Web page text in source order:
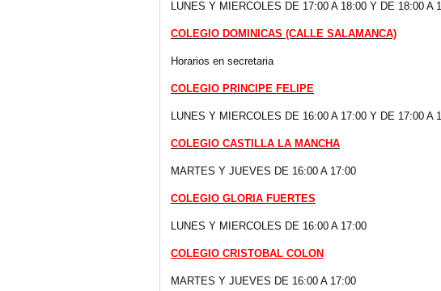
LUNES Y MIERCOLES DE 17:00 A 18:00 Y DE 18:00 A
COLEGIO DOMINICAS (CALLE SALAMANCA)
Horarios en secretaria
COLEGIO PRINCIPE FELIPE
LUNES Y MIERCOLES DE 16:00 A 17:00 Y DE 17:00 A
COLEGIO CASTILLA LA MANCHA
MARTES Y JUEVES DE 16:00 A 17:00
COLEGIO GLORIA FUERTES
LUNES Y MIERCOLES DE 16:00 A 17:00
COLEGIO CRISTOBAL COLON
MARTES Y JUEVES DE 16:00 A 17:00